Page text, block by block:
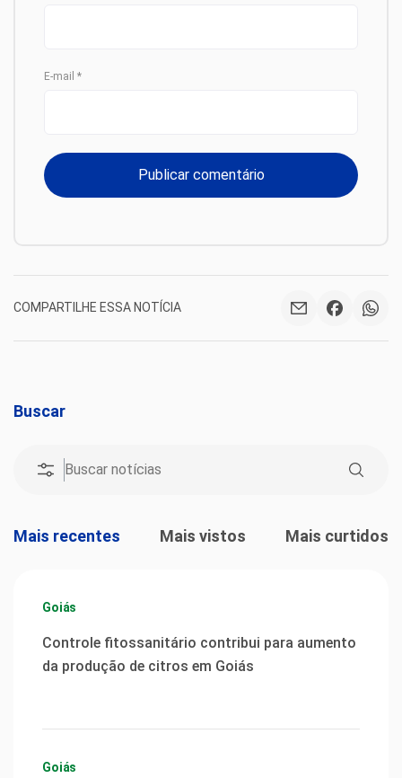
E-mail *
COMPARTILHE ESSA NOTÍCIA
Buscar
Mais recentes Mais vistos Mais curtidos
Goiás
Controle fitossanitário contribui para aumento
da produção de citros em Goiás
Goiás